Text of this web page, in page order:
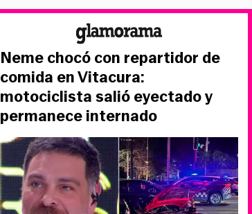
Neme chocó con repartidor de
comida en Vitacura:
motociclista salió eyectado y
permanece internado